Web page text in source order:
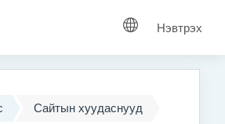
Нэвтрэх
Сайтын хуудаснууд